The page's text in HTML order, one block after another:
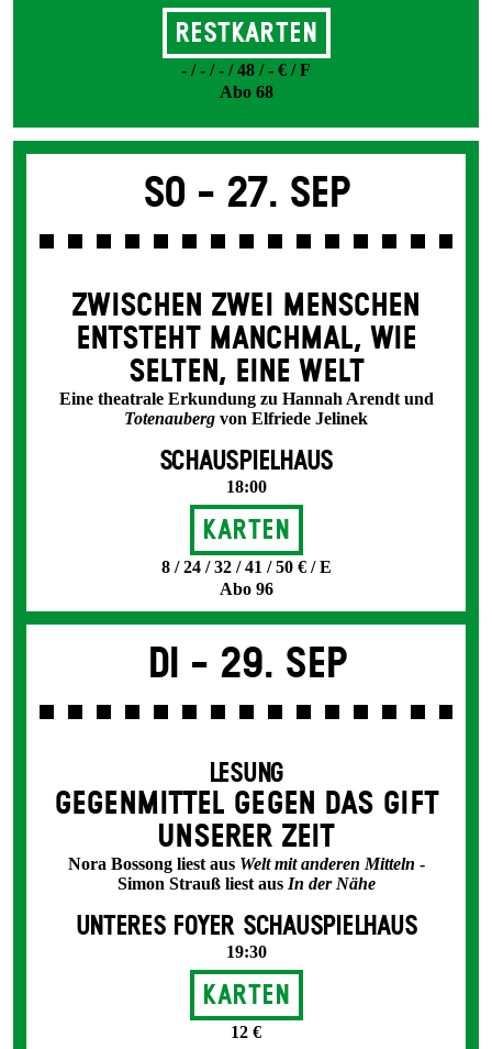
Restkarten
- / - / - / 48 / - € / F
Abo 68
So - 27. Sep
ZWISCHEN ZWEI MENSCHEN
ENT­STEHT MANCH­MAL, WIE
SELTEN, EINE WELT
Eine theatrale Erkundung zu Hannah Arendt und
Totenauberg von Elfriede Jelinek
SCHAUSPIELHAUS
18:00
Karten
8 / 24 / 32 / 41 / 50 € / E
Abo 96
Di - 29. Sep
LESUNG
GEGEN­MITTEL GEGEN DAS GIFT
UNSERER ZEIT
Nora Bossong liest aus Welt mit anderen Mitteln -
Simon Strauß liest aus In der Nähe
UNTERES FOYER SCHAUSPIELHAUS
19:30
Karten
12 €